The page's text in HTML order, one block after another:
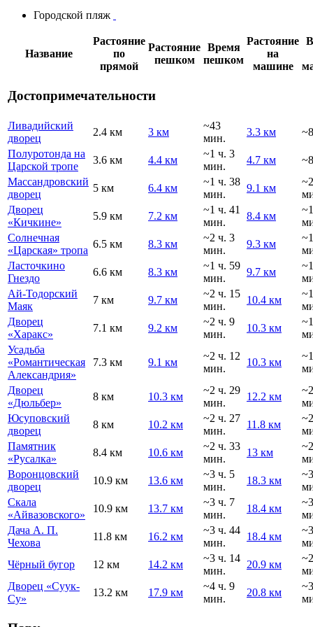
Городской пляж
Название
Растояние
по
прямой
Растояние
пешком
Время
пешком
Растояние
на
машине
Достопримечательности
Ливадийский
дворец
2.4 км 3 км
~43
мин.
3.3 км
Полуротонда на
Царской тропе
3.6 км 4.4 км
~1 ч. 3
мин.
4.7 км
Массандровский
дворец
5 км 6.4 км
~1 ч. 38
мин.
9.1 км
Дворец
«Кичкине»
5.9 км 7.2 км
~1 ч. 41
мин.
8.4 км
Солнечная
«Царская» тропа
6.5 км 8.3 км
~2 ч. 3
мин.
9.3 км
Ласточкино
Гнездо
6.6 км 8.3 км
~1 ч. 59
мин.
9.7 км
Ай-Тодорский
Маяк
7 км 9.7 км
~2 ч. 15
мин.
10.4 км
Дворец
«Харакс»
7.1 км 9.2 км
~2 ч. 9
мин.
10.3 км
Усадьба
«Романтическая
Александрия»
7.3 км 9.1 км
~2 ч. 12
мин.
10.3 км
Дворец
«Дюльбер»
8 км 10.3 км
~2 ч. 29
мин.
12.2 км
Юсуповский
дворец
8 км 10.2 км
~2 ч. 27
мин.
11.8 км
Памятник
«Русалка»
8.4 км 10.6 км
~2 ч. 33
мин.
13 км
Воронцовский
дворец
10.9 км 13.6 км
~3 ч. 5
мин.
18.3 км
Скала
«Айвазовского»
10.9 км 13.7 км
~3 ч. 7
мин.
18.4 км
Дача А. П.
Чехова
11.8 км 16.2 км
~3 ч. 44
мин.
18.4 км
Чёрный бугор
12 км 14.2 км
~3 ч. 14
мин.
20.9 км
Дворец «Суук-
Су»
13.2 км 17.9 км
~4 ч. 9
мин.
20.8 км